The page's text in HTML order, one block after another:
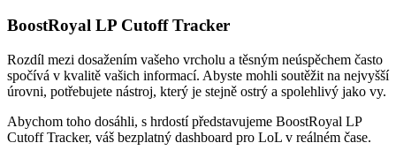
BoostRoyal LP Cutoff Tracker
Rozdíl mezi dosažením vašeho vrcholu a těsným neúspěchem často
spočívá v kvalitě vašich informací. Abyste mohli soutěžit na nejvyšší
úrovni, potřebujete nástroj, který je stejně ostrý a spolehlivý jako vy.
Abychom toho dosáhli, s hrdostí představujeme BoostRoyal LP
Cutoff Tracker, váš bezplatný dashboard pro LoL v reálném čase.